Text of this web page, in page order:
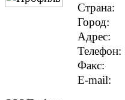
Страна:
Город:
Адрес:
Телефон:
Факс:
E-mail: